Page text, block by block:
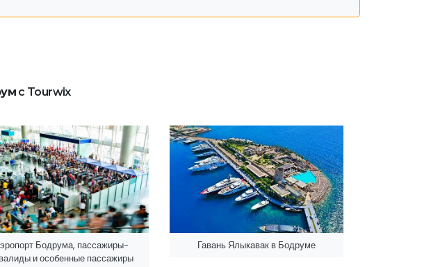
с Tourwix
Бодрума, пассажиры-
и особенные пассажиры
Гавань Ялыкавак в Бодруме